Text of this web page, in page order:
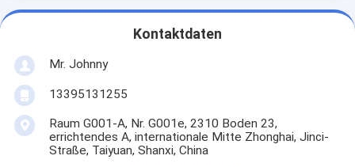
Kontaktdaten
Mr. Johnny
13395131255
Raum G001-A, Nr. G001e, 2310 Boden 23,
errichtendes A, internationale Mitte Zhonghai, Jinci-
Straße, Taiyuan, Shanxi, China